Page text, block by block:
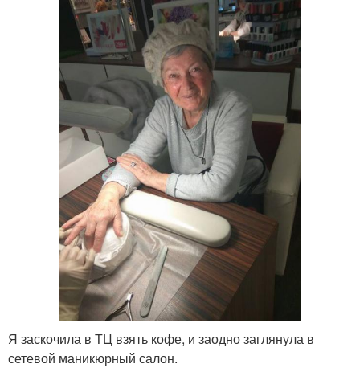
Я заскочила в ТЦ взять кофе, и заодно заглянула в
сетевой маникюрный салон.